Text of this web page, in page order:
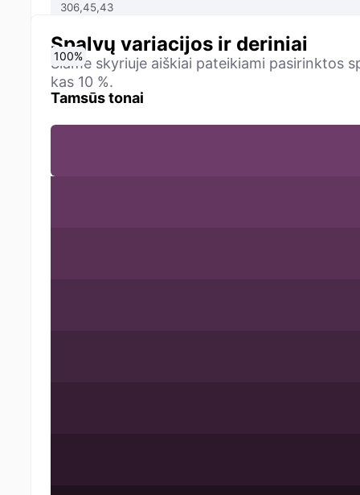
Spalvų variacijos ir deriniai
Šiame skyriuje aiškiai pateikiami pasirinktos
kas 10 %.
Tamsūs tonai
0%
10%
20%
30%
40%
50%
60%
70%
80%
90%
100%